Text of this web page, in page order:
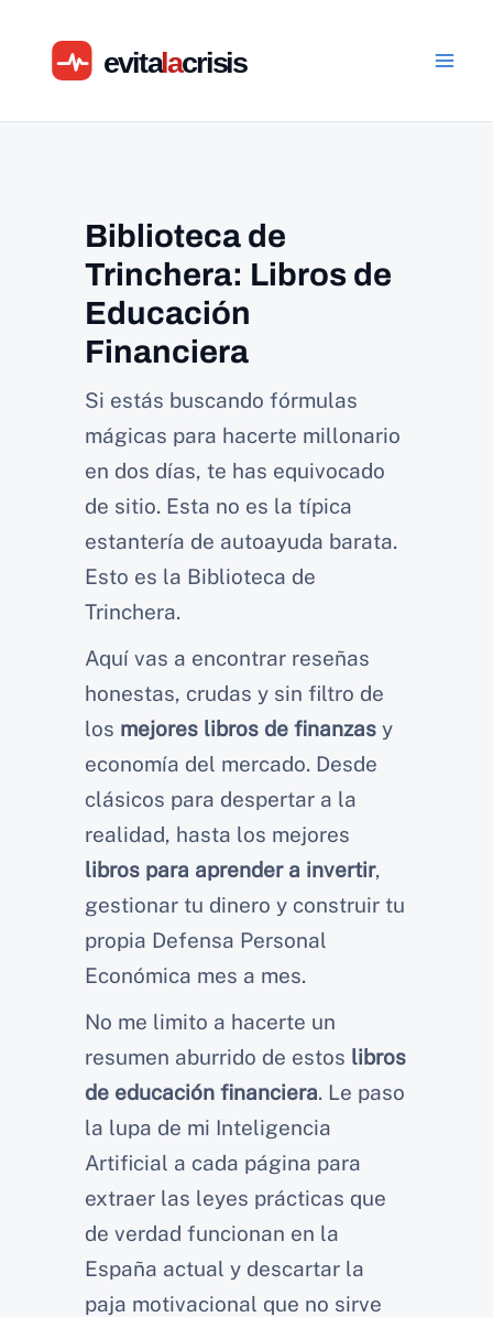
contenido
Biblioteca de
Trinchera: Libros de
Educación
Financiera
Si estás buscando fórmulas
mágicas para hacerte millonario
en dos días, te has equivocado
de sitio. Esta no es la típica
estantería de autoayuda barata.
Esto es la Biblioteca de
Trinchera.
Aquí vas a encontrar reseñas
honestas, crudas y sin filtro de
los mejores libros de finanzas y
economía del mercado. Desde
clásicos para despertar a la
realidad, hasta los mejores
libros para aprender a invertir,
gestionar tu dinero y construir tu
propia Defensa Personal
Económica mes a mes.
No me limito a hacerte un
resumen aburrido de estos libros
de educación financiera. Le paso
la lupa de mi Inteligencia
Artificial a cada página para
extraer las leyes prácticas que
de verdad funcionan en la
España actual y descartar la
paja motivacional que no sirve